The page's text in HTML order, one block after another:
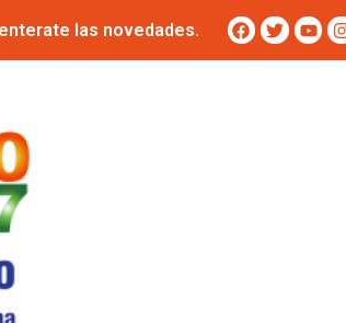
las novedades.